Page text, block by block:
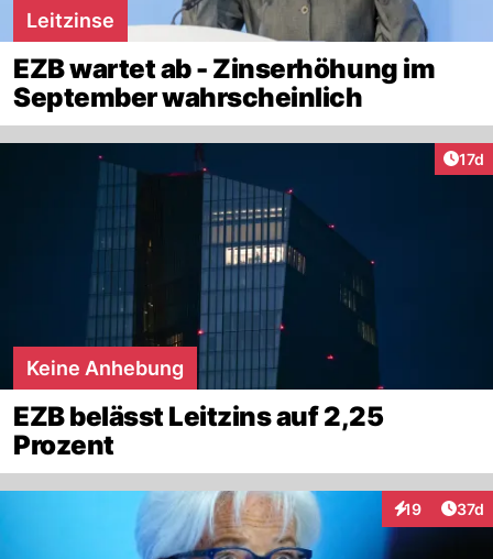
Leitzinse
EZB wartet ab - Zinserhöhung im
September wahrscheinlich
17d
Keine Anhebung
EZB belässt Leitzins auf 2,25
Prozent
19
Interaktionen
37d